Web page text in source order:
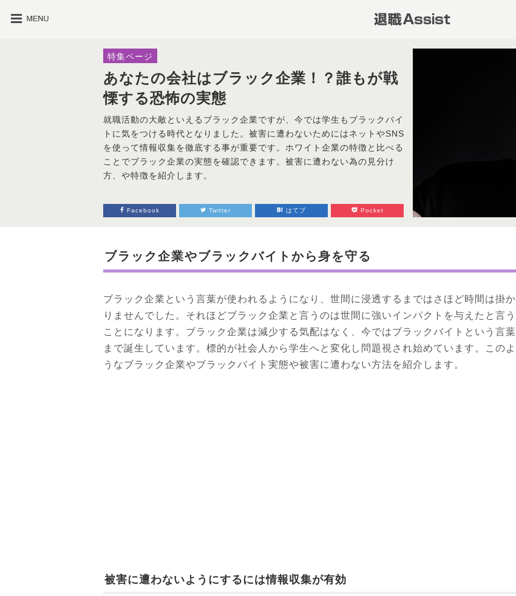
特集ページ
あなたの会社はブラック企業！？誰もが戦
慄する恐怖の実態
就職活動の大敵といえるブラック企業ですが、今では学生もブラックバイ
トに気をつける時代となりました。被害に遭わないためにはネットやSNS
を使って情報収集を徹底する事が重要です。ホワイト企業の特徴と比べる
ことでブラック企業の実態を確認できます。被害に遭わない為の見分け
方、や特徴を紹介します。
Facebook Twitter はてブ Pocket
ブラック企業やブラックバイトから身を守る
ブラック企業という言葉が使われるようになり、世間に浸透するまではさほど時間は掛か
りませんでした。それほどブラック企業と言うのは世間に強いインパクトを与えたと言う
ことになります。ブラック企業は減少する気配はなく、今ではブラックバイトという言葉
まで誕生しています。標的が社会人から学生へと変化し問題視され始めています。このよ
うなブラック企業やブラックバイト実態や被害に遭わない方法を紹介します。
被害に遭わないようにするには情報収集が有効